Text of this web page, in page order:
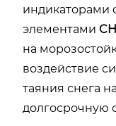
индикаторами
элементами
на
воздействие
таяния снега
долгосрочную